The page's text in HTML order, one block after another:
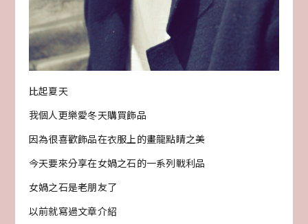
比起夏天
我個人更樂愛冬天購買飾品
因為很喜歡飾品在衣服上的畫龍點睛之美
今天要來分享在女媧之石的一系列戰利品
女媧之石是老朋友了
以前就寫過文章介紹